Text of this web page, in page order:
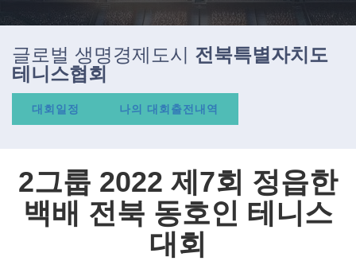
글로벌 생명경제도시 전북특별자치도
테니스협회
대회일정 나의 대회출전내역
2그룹 2022 제7회 정읍한
백배 전북 동호인 테니스
대회